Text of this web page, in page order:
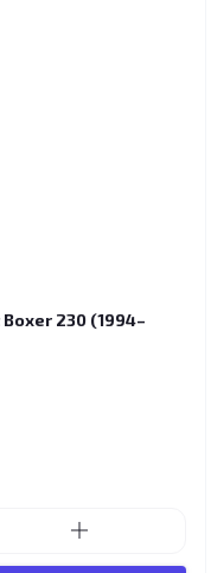
230 (1994–